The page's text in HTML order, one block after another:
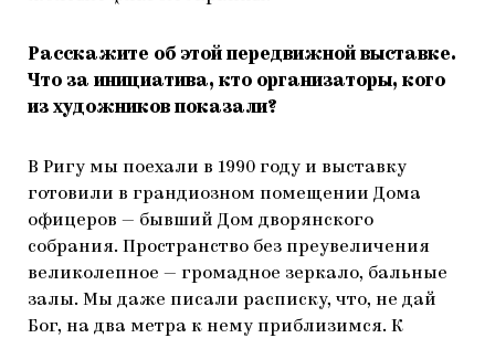
Расскажите об этой передвижной выставке.
Что за инициатива, кто организаторы, кого
из художников показали?
В Ригу мы поехали в 1990 году и выставку
готовили в грандиозном помещении Дома
офицеров — бывший Дом дворянского
собрания. Пространство без преувеличения
великолепное — громадное зеркало, бальные
залы. Мы даже писали расписку, что, не дай
Бог, на два метра к нему приблизимся. К